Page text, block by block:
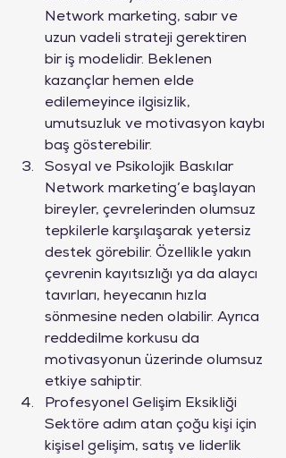
Network marketing, sabır ve
uzun vadeli strateji gerektiren
bir iş modelidir. Beklenen
kazançlar hemen elde
edilemeyince ilgisizlik,
umutsuzluk ve motivasyon kaybı
baş gösterebilir.
Sosyal ve Psikolojik Baskılar
Network marketing’e başlayan
bireyler, çevrelerinden olumsuz
tepkilerle karşılaşarak yetersiz
destek görebilir. Özellikle yakın
çevrenin kayıtsızlığı ya da alaycı
tavırları, heyecanın hızla
sönmesine neden olabilir. Ayrıca
reddedilme korkusu da
motivasyonun üzerinde olumsuz
etkiye sahiptir.
Profesyonel Gelişim Eksikliği
Sektöre adım atan çoğu kişi için
kişisel gelişim, satış ve liderlik